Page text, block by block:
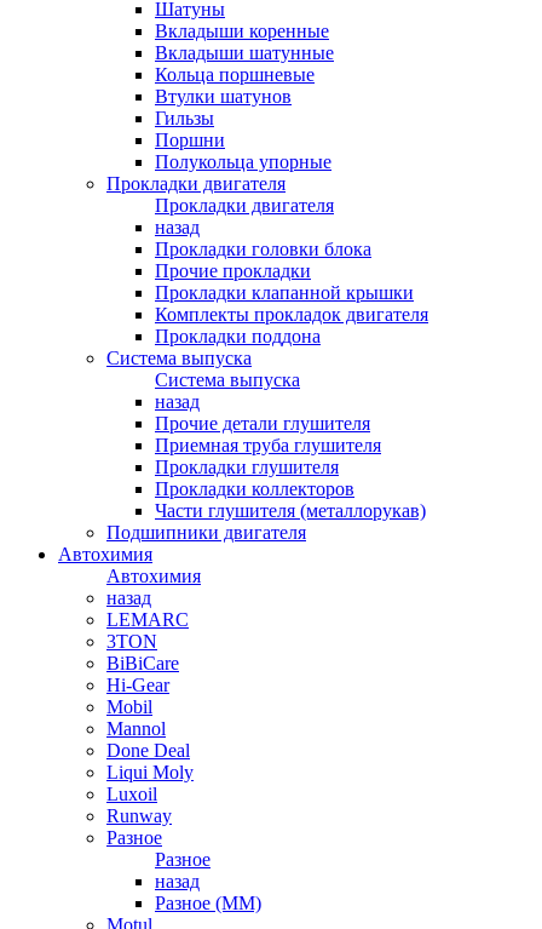
Шатуны
Вкладыши коренные
Вкладыши шатунные
Кольца поршневые
Втулки шатунов
Гильзы
Поршни
Полукольца упорные
Прокладки двигателя
Прокладки двигателя
назад
Прокладки головки блока
Прочие прокладки
Прокладки клапанной крышки
Комплекты прокладок двигателя
Прокладки поддона
Система выпуска
Система выпуска
назад
Прочие детали глушителя
Приемная труба глушителя
Прокладки глушителя
Прокладки коллекторов
Части глушителя (металлорукав)
Подшипники двигателя
Автохимия
Автохимия
назад
LEMARC
3TON
BiBiCare
Hi-Gear
Mobil
Mannol
Done Deal
Liqui Moly
Luxoil
Runway
Разное
Разное
назад
Разное (ММ)
Motul